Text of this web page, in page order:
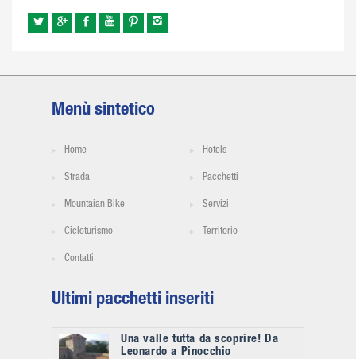
Menù sintetico
Home Hotels
Strada Pacchetti
Mountaian Bike Servizi
Cicloturismo Territorio
Contatti
Ultimi pacchetti inseriti
Una valle tutta da scoprire! Da
Leonardo a Pinocchio